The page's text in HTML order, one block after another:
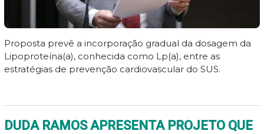
Proposta prevê a incorporação gradual da dosagem da
Lipoproteína(a), conhecida como Lp(a), entre as
estratégias de prevenção cardiovascular do SUS.
DUDA RAMOS APRESENTA PROJETO QUE